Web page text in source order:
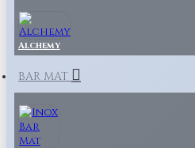
Alchemy
BAR MAT